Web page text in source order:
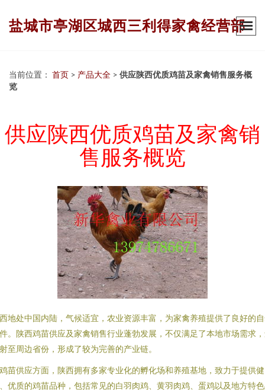
盐城市亭湖区城西三利得家禽经营部
当前位置： 首页 > 产品大全 > 供应陕西优质鸡苗及家禽销售服务概
览
供应陕西优质鸡苗及家禽销
售服务概览
地处中国内陆，气候适宜，农业资源丰富，为家禽养殖提供了良好的
。陕西鸡苗供应及家禽销售行业蓬勃发展，不仅满足了本地市场需求
至周边省份，形成了较为完善的产业链。
苗供应方面，陕西拥有多家专业化的孵化场和养殖基地，致力于提供健
优质的鸡苗品种，包括常见的白羽肉鸡、黄羽肉鸡、蛋鸡以及地方特